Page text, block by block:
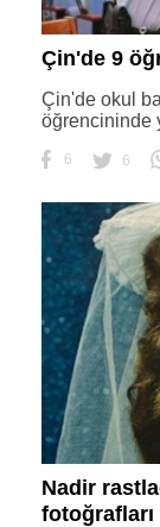
Çin'de 9
Çin'de okul
öğrencininde
6 6
Nadir
fotoğrafları